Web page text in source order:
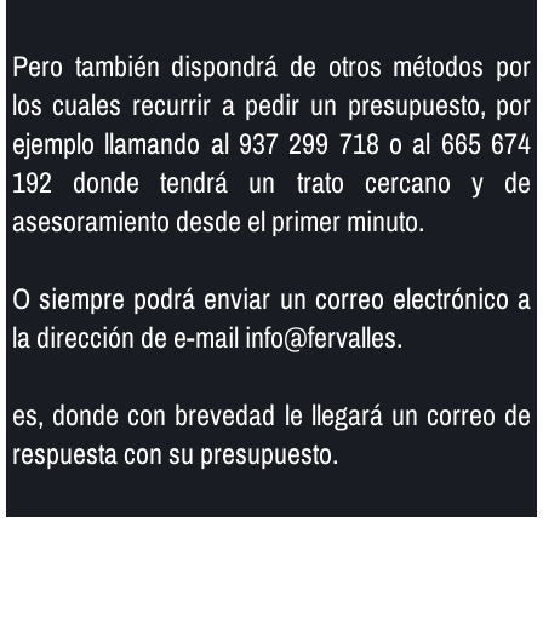
Pero también dispondrá de otros métodos por
los cuales recurrir a pedir un presupuesto, por
ejemplo llamando al 937 299 718 o al 665 674
192 donde tendrá un trato cercano y de
asesoramiento desde el primer minuto.
O siempre podrá enviar un correo electrónico a
la dirección de e-mail info@fervalles.
es, donde con brevedad le llegará un correo de
respuesta con su presupuesto.